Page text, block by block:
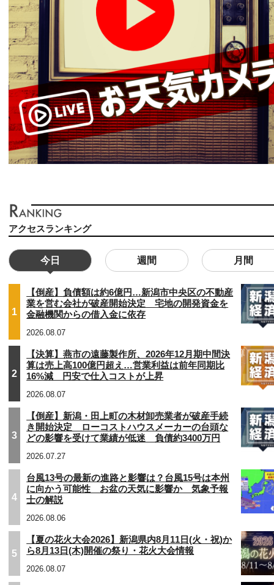
アクセスランキング
今日 週間 月間
1
【倒産】負債額は約6億円…新潟市中央区の不動産
業を営む会社が破産開始決定 宅地の開発資金を
金融機関からの借入金に依存
2026.08.07
2
【決算】燕市の遠藤製作所、2026年12月期中間決
算は売上高100億円超え…営業利益は前年同期比
16%減 円安で仕入コストが上昇
2026.08.07
3
【倒産】新潟・田上町の木材卸売業者が破産手続
き開始決定 ローコストハウスメーカーの台頭な
どの影響を受けて業績が低迷 負債約3400万円
2026.07.27
4
台風13号の最新の進路と影響は？台風15号は本州
に向かう可能性 お盆の天気に影響か 気象予報
士の解説
2026.08.06
5
【夏の花火大会2026】新潟県内8月11日(火・祝)か
ら8月13日(木)開催の祭り・花火大会情報
2026.08.07